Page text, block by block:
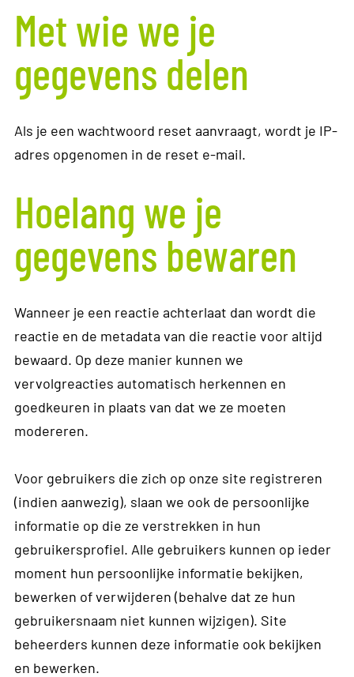
Met wie we je
gegevens delen
Als je een wachtwoord reset aanvraagt, wordt je IP-
adres opgenomen in de reset e-mail.
Hoelang we je
gegevens bewaren
Wanneer je een reactie achterlaat dan wordt die
reactie en de metadata van die reactie voor altijd
bewaard. Op deze manier kunnen we
vervolgreacties automatisch herkennen en
goedkeuren in plaats van dat we ze moeten
modereren.
Voor gebruikers die zich op onze site registreren
(indien aanwezig), slaan we ook de persoonlijke
informatie op die ze verstrekken in hun
gebruikersprofiel. Alle gebruikers kunnen op ieder
moment hun persoonlijke informatie bekijken,
bewerken of verwijderen (behalve dat ze hun
gebruikersnaam niet kunnen wijzigen). Site
beheerders kunnen deze informatie ook bekijken
en bewerken.